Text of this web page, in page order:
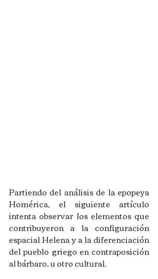
Partiendo del análisis de la epopeya
Homérica, el siguiente artículo
intenta observar los elementos que
contribuyeron a la configuración
espacial Helena y a la diferenciación
del pueblo griego en contraposición
al bárbaro, u otro cultural.